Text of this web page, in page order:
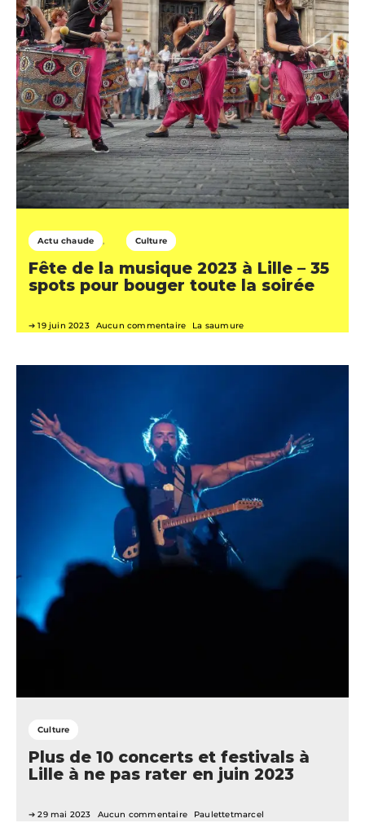
Actu chaude Culture
Fête de la musique 2023 à Lille – 35
spots pour bouger toute la soirée
19 juin 2023 Aucun commentaire La saumure
Culture
Plus de 10 concerts et festivals à
Lille à ne pas rater en juin 2023
29 mai 2023 Aucun commentaire Paulettetmarcel